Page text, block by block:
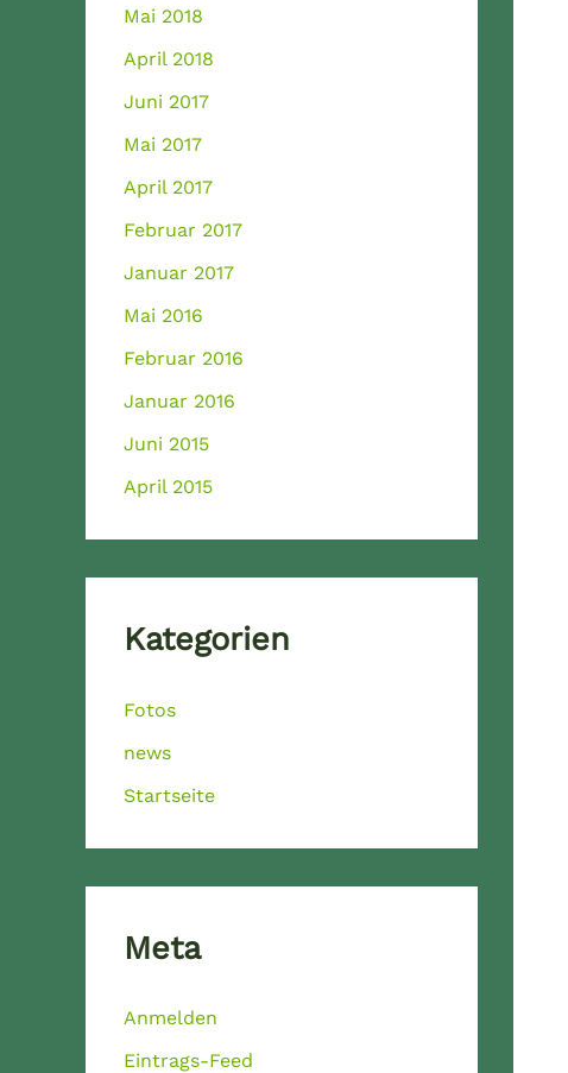
Mai 2018
April 2018
Juni 2017
Mai 2017
April 2017
Februar 2017
Januar 2017
Mai 2016
Februar 2016
Januar 2016
Juni 2015
April 2015
Kategorien
Fotos
news
Startseite
Meta
Anmelden
Eintrags-Feed